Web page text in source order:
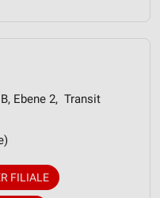
Ebene 2, Transit
FILIALE